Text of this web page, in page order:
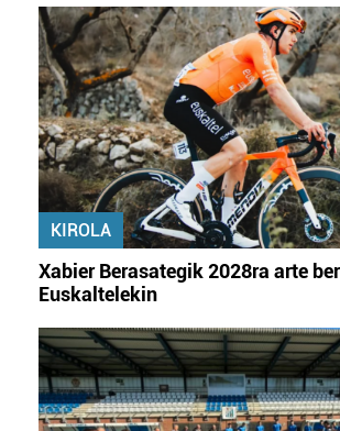
fitxategiak erabiltzen ditu. Zure
zerbitzuak hobetzeko asmoz, cookie
baliatzen gara. Ohar hau onartuz gero,
erabiltzeko baimen esplizitua ematen
irakurri
KIROLA
Xabier Berasategik 2028ra arte
Euskaltelekin